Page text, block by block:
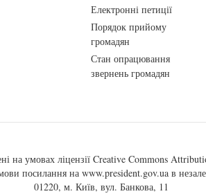
Електронні петиції
Порядок прийому
громадян
Стан опрацювання
звернень громадян
на умовах ліцензії Creative Commons
посилання на www.president.gov.ua в
01220, м. Київ, вул. Банкова, 11